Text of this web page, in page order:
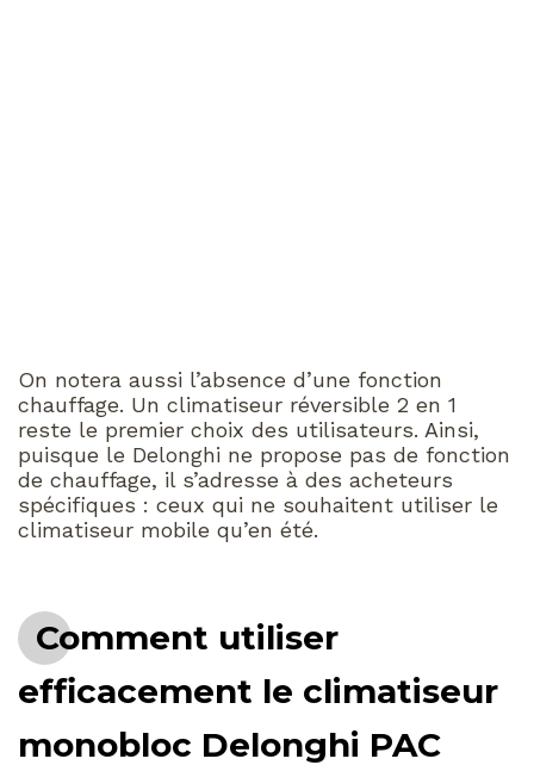
On notera aussi l’absence d’une fonction
chauffage. Un climatiseur réversible 2 en 1
reste le premier choix des utilisateurs. Ainsi,
puisque le Delonghi ne propose pas de fonction
de chauffage, il s’adresse à des acheteurs
spécifiques : ceux qui ne souhaitent utiliser le
climatiseur mobile qu’en été.
Comment utiliser
efficacement le climatiseur
monobloc Delonghi PAC